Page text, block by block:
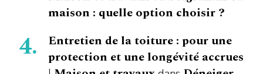
maison : quelle option choisir ?
Entretien de la toiture : pour une
protection et une longévité accrues